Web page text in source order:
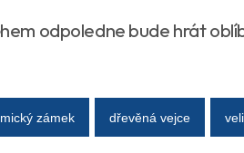
odpoledne bude hrát
zámek dřevěná vejce